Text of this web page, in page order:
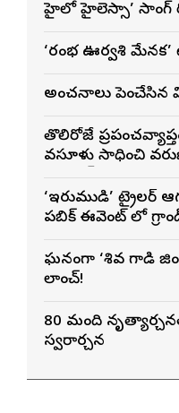
హైలో హైలెస్సా’ సాంగ్
‘రంభ ఊర్వశి మేనక’
అంచనాలు పెంచేసిన
తొలిరోజే
వసూళ్లు సాధించి
‘ఇరుముడి’ ట్రైలర్
పబ్లిక్ ఈవెంట్ లో
ఘనంగా ‘శివ గాడి
లాంచ్!
80 మంది
స్వరార్చన